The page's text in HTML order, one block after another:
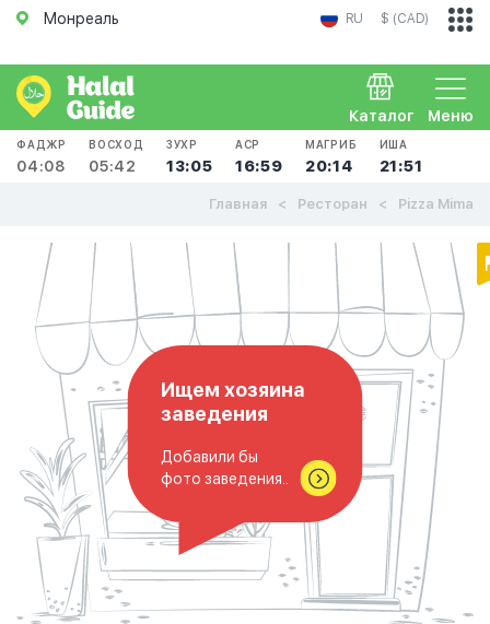
Монреаль RU $ (CAD)
Меню
Каталог
ФАДЖР
04:08
ВОСХОД
05:42
ЗУХР
13:05
АСР
16:59
МАГРИБ
20:14
ИША
21:51
Главная Ресторан Pizza Mima
Ищем хозяина
заведения
Добавили бы
фото заведения..